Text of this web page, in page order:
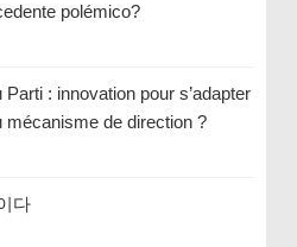
polémico?
: innovation pour s’adapter
mécanisme de direction ?
다